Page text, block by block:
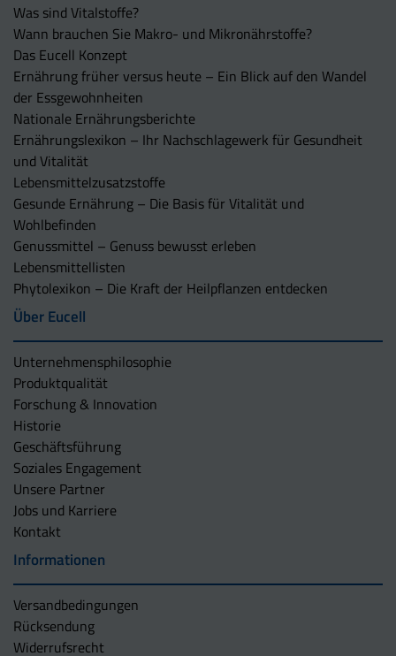
Was sind Vitalstoffe?
Wann brauchen Sie Makro- und Mikronährstoffe?
Das Eucell Konzept
Ernährung früher versus heute – Ein Blick auf den Wandel
der Essgewohnheiten
Nationale Ernährungsberichte
Ernährungslexikon – Ihr Nachschlagewerk für Gesundheit
und Vitalität
Lebensmittelzusatzstoffe
Gesunde Ernährung – Die Basis für Vitalität und
Wohlbefinden
Genussmittel – Genuss bewusst erleben
Lebensmittellisten
Phytolexikon – Die Kraft der Heilpflanzen entdecken
Über Eucell
Unternehmens­philosophie
Produktqualität
Forschung & Innovation
Historie
Geschäftsführung
Soziales Engagement
Unsere Partner
Jobs und Karriere
Kontakt
Informationen
Versandbedingungen
Rücksendung
Widerrufsrecht